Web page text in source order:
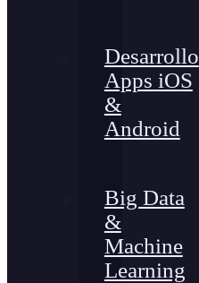
Desarrollo
Apps iOS
&
Android
Big Data
&
Machine
Learning